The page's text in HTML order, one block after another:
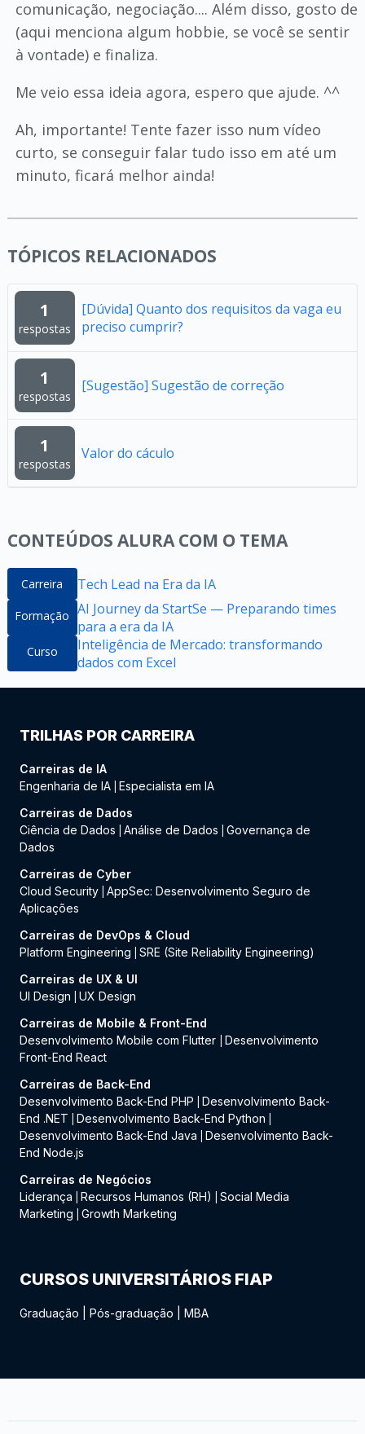
comunicação, negociação.... Além disso, gosto de
(aqui menciona algum hobbie, se você se sentir
à vontade) e finaliza.
Me veio essa ideia agora, espero que ajude. ^^
Ah, importante! Tente fazer isso num vídeo
curto, se conseguir falar tudo isso em até um
minuto, ficará melhor ainda!
TÓPICOS RELACIONADOS
1
respostas
[Dúvida] Quanto dos requisitos da vaga eu
preciso cumprir?
1
respostas
[Sugestão] Sugestão de correção
1
respostas
Valor do cáculo
CONTEÚDOS ALURA COM O TEMA
Carreira Tech Lead na Era da IA
Formação AI Journey da StartSe — Preparando times
para a era da IA
Curso
Inteligência de Mercado: transformando
dados com Excel
TRILHAS POR CARREIRA
Carreiras de IA
Engenharia de IA Especialista em IA
Carreiras de Dados
Ciência de Dados
Análise de Dados
Governança de
Dados
Carreiras de Cyber
Cloud Security AppSec: Desenvolvimento Seguro de
Aplicações
Carreiras de DevOps & Cloud
Platform Engineering
SRE (Site Reliability Engineering)
Carreiras de UX & UI
UI Design
UX Design
Carreiras de Mobile & Front-End
Desenvolvimento Mobile com Flutter
Desenvolvimento
Front-End React
Carreiras de Back-End
Desenvolvimento Back-End PHP
Desenvolvimento Back-
End .NET
Desenvolvimento Back-End Python
Desenvolvimento Back-End Java
Desenvolvimento Back-
End Node.js
Carreiras de Negócios
Liderança
Recursos Humanos (RH)
Social Media
Marketing
Growth Marketing
CURSOS UNIVERSITÁRIOS FIAP
Graduação Pós-graduação MBA